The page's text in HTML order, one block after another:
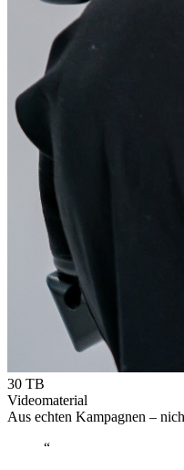
30 TB
Videomaterial
Aus echten Kampagnen –
“